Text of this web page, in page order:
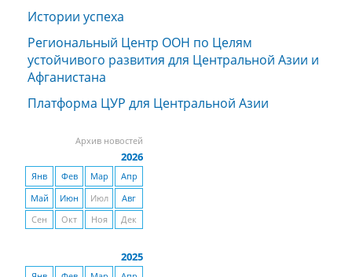
Истории успеха
Региональный Центр ООН по Целям
устойчивого развития для Центральной Азии и
Афганистана
Платформа ЦУР для Центральной Азии
Архив новостей
2026
Янв Фев Мар
Апр
Май
Июн Июл
Авг
Сен
Окт Ноя Дек
2025